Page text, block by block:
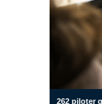
262 piloter